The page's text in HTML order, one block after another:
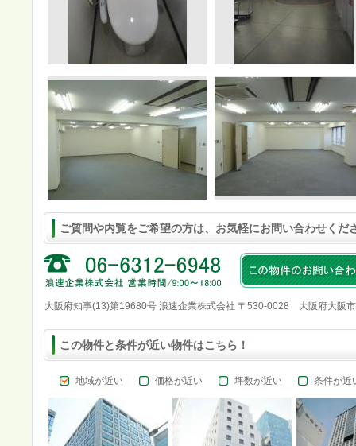
ご質問や内覧をご希望の方は、お気軽にお問い合わせくだ
大阪府知事(13)第19680号 浪速企業株式会社 〒530-0028 大阪府大阪
この物件と条件が近い物件はこちら！
地域が近い 価格が近い 坪数が近い 条件が近